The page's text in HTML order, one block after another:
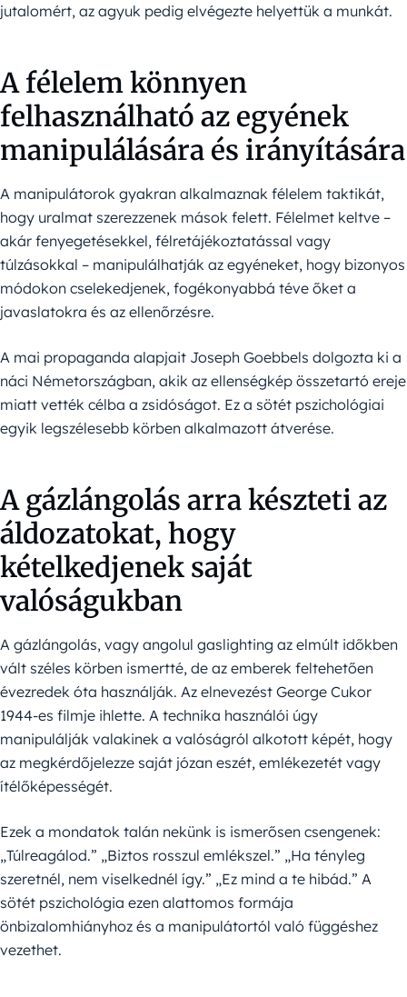
jutalomért, az agyuk pedig elvégezte helyettük a munkát.
A félelem könnyen
felhasználható az egyének
manipulálására és irányítására
A manipulátorok gyakran alkalmaznak félelem taktikát,
hogy uralmat szerezzenek mások felett. Félelmet keltve –
akár fenyegetésekkel, félretájékoztatással vagy
túlzásokkal – manipulálhatják az egyéneket, hogy bizonyos
módokon cselekedjenek, fogékonyabbá téve őket a
javaslatokra és az ellenőrzésre.
A mai propaganda alapjait Joseph Goebbels dolgozta ki a
náci Németországban, akik az ellenségkép összetartó ereje
miatt vették célba a zsidóságot. Ez a sötét pszichológiai
egyik legszélesebb körben alkalmazott átverése.
A gázlángolás arra készteti az
áldozatokat, hogy
kételkedjenek saját
valóságukban
A gázlángolás, vagy angolul gaslighting az elmúlt időkben
vált széles körben ismertté, de az emberek feltehetően
évezredek óta használják. Az elnevezést George Cukor
1944-es filmje ihlette. A technika használói úgy
manipulálják valakinek a valóságról alkotott képét, hogy
az megkérdőjelezze saját józan eszét, emlékezetét vagy
ítélőképességét.
Ezek a mondatok talán nekünk is ismerősen csengenek:
„Túlreagálod.” „Biztos rosszul emlékszel.” „Ha tényleg
szeretnél, nem viselkednél így.” „Ez mind a te hibád.” A
sötét pszichológia ezen alattomos formája
önbizalomhiányhoz és a manipulátortól való függéshez
vezethet.